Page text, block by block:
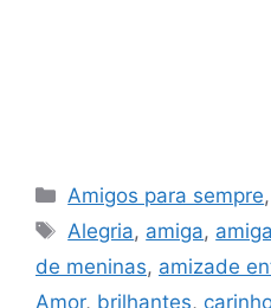
Categorias
Amigos para sempre,
Tags
Alegria, amiga,
de meninas, amizade
Amor, brilhantes,